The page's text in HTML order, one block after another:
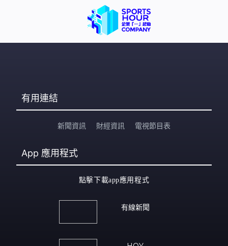
有用連結
新聞資訊 財經資訊 電視節目表
App 應用程式
點擊下載app應用程式
有線新聞